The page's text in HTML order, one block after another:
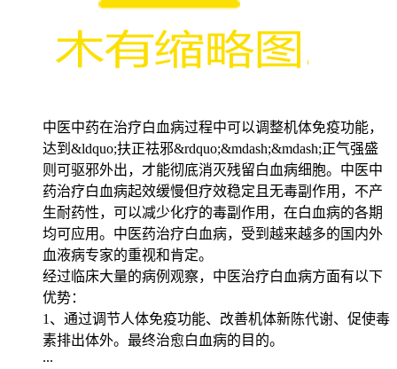
中医中药在治疗白血病过程中可以调整机体免疫功能，
达到&ldquo;扶正祛邪&rdquo;&mdash;&mdash;正气强盛
则可驱邪外出，才能彻底消灭残留白血病细胞。中医中
药治疗白血病起效缓慢但疗效稳定且无毒副作用，不产
生耐药性，可以减少化疗的毒副作用，在白血病的各期
均可应用。中医药治疗白血病，受到越来越多的国内外
血液病专家的重视和肯定。
经过临床大量的病例观察，中医治疗白血病方面有以下
优势：
1、通过调节人体免疫功能、改善机体新陈代谢、促使毒
素排出体外。最终治愈白血病的目的。
...